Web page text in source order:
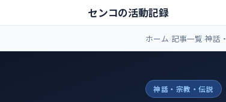
センコの活動記録
ホーム 記事一覧 神話
神話・宗教・伝説